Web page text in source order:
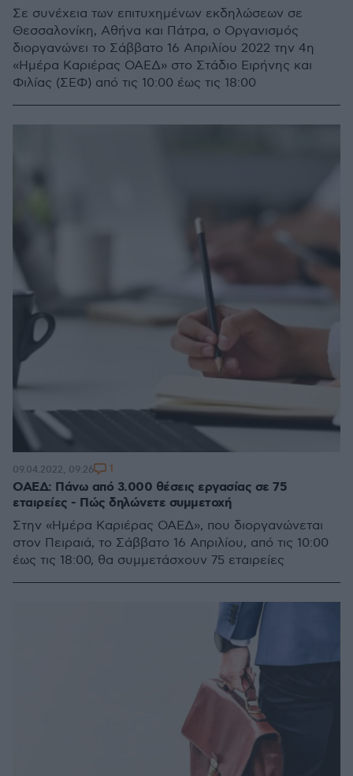
Σε συνέχεια των επιτυχημένων εκδηλώσεων σε
Θεσσαλονίκη, Αθήνα και Πάτρα, ο Οργανισμός
διοργανώνει το Σάββατο 16 Απριλίου 2022 την 4η
«Ημέρα Καριέρας ΟΑΕΔ» στο Στάδιο Ειρήνης και
Φιλίας (ΣΕΦ) από τις 10:00 έως τις 18:00
ΟΑΕΔ: Πάνω από 3.000 θέσεις εργασίας σε 75
εταιρείες - Πώς δηλώνετε συμμετοχή
Στην «Ημέρα Καριέρας ΟΑΕΔ», που διοργανώνεται
στον Πειραιά, το Σάββατο 16 Απριλίου, από τις 10:00
έως τις 18:00, θα συμμετάσχουν 75 εταιρείες
09.04.2022, 09:26 1